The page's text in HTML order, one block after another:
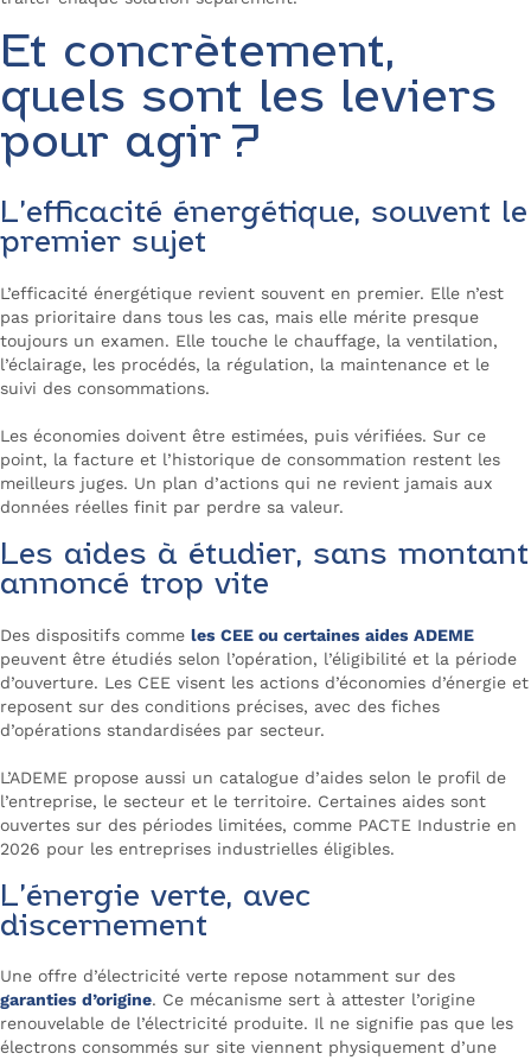
Et concrètement,
quels sont les leviers
pour agir ?
L’efficacité énergétique, souvent le
premier sujet
L’efficacité énergétique revient souvent en premier. Elle n’est
pas prioritaire dans tous les cas, mais elle mérite presque
toujours un examen. Elle touche le chauffage, la ventilation,
l’éclairage, les procédés, la régulation, la maintenance et le
suivi des consommations.
Les économies doivent être estimées, puis vérifiées. Sur ce
point, la facture et l’historique de consommation restent les
meilleurs juges. Un plan d’actions qui ne revient jamais aux
données réelles finit par perdre sa valeur.
Les aides à étudier, sans montant
annoncé trop vite
Des dispositifs comme les CEE ou certaines aides ADEME
peuvent être étudiés selon l’opération, l’éligibilité et la période
d’ouverture. Les CEE visent les actions d’économies d’énergie et
reposent sur des conditions précises, avec des fiches
d’opérations standardisées par secteur.
L’ADEME propose aussi un catalogue d’aides selon le profil de
l’entreprise, le secteur et le territoire. Certaines aides sont
ouvertes sur des périodes limitées, comme PACTE Industrie en
2026 pour les entreprises industrielles éligibles.
L’énergie verte, avec
discernement
Une offre d’électricité verte repose notamment sur des
garanties d’origine. Ce mécanisme sert à attester l’origine
renouvelable de l’électricité produite. Il ne signifie pas que les
électrons consommés sur site viennent physiquement d’une